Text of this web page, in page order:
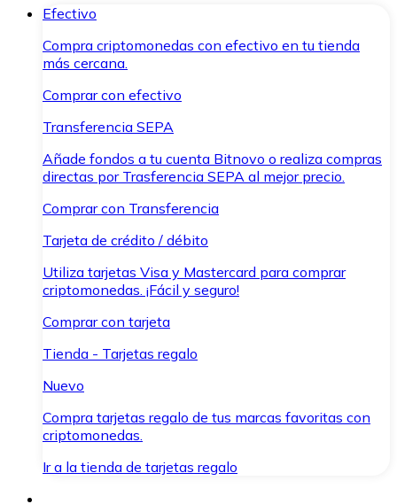
Efectivo
Compra criptomonedas con efectivo en tu tienda
más cercana.
Comprar con efectivo
Transferencia SEPA
Añade fondos a tu cuenta Bitnovo o realiza compras
directas por Trasferencia SEPA al mejor precio.
Comprar con Transferencia
Tarjeta de crédito / débito
Utiliza tarjetas Visa y Mastercard para comprar
criptomonedas. ¡Fácil y seguro!
Comprar con tarjeta
Tienda - Tarjetas regalo
Nuevo
Compra tarjetas regalo de tus marcas favoritas con
criptomonedas.
Ir a la tienda de tarjetas regalo